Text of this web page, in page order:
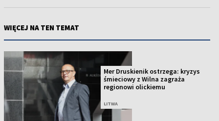
WIĘCEJ NA TEN TEMAT
Mer Druskienik ostrzega: kryzys
śmieciowy z Wilna zagraża
regionowi olickiemu
LITWA